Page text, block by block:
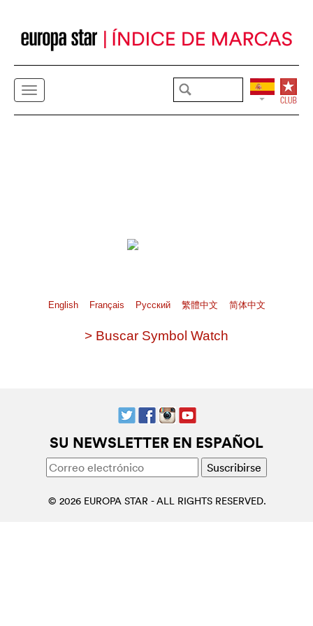
English Français Pусский 繁體中文 简体中文
> Buscar Symbol Watch
SU NEWSLETTER EN ESPAÑOL
© 2026 EUROPA STAR - ALL RIGHTS RESERVED.